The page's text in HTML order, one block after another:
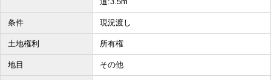
条件 現況渡し
土地権利 所有権
地目 その他